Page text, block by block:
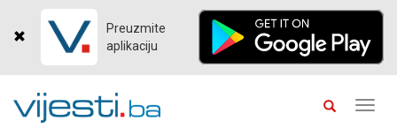
Preuzmite
aplikaciju